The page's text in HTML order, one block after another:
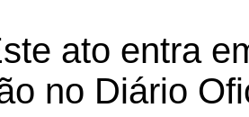
ato entra
no Diário